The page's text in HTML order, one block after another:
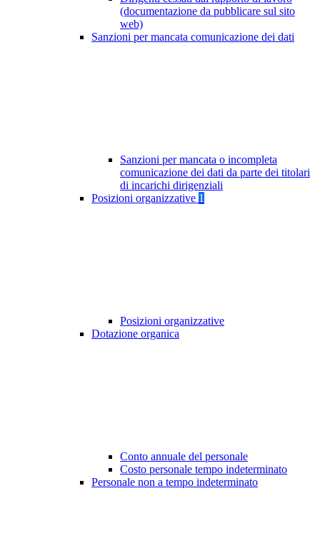
(documentazione da pubblicare sul sito
web)
Sanzioni per mancata comunicazione dei dati
Sanzioni per mancata o incompleta
comunicazione dei dati da parte dei titolari
di incarichi dirigenziali
Posizioni organizzative 1
Posizioni organizzative
Dotazione organica
Conto annuale del personale
Costo personale tempo indeterminato
Personale non a tempo indeterminato